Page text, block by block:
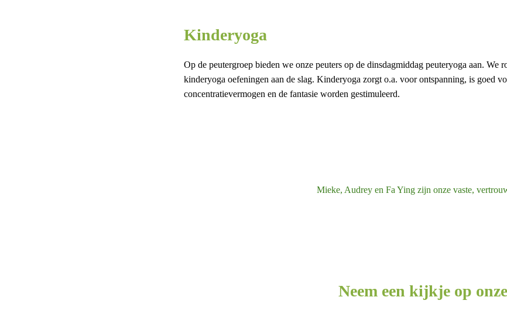
Kinderyoga
Op de peutergroep bieden we onze peuters op de dinsdagmiddag peuteryoga aan.
kinderyoga oefeningen aan de slag. Kinderyoga zorgt o.a. voor ontspanning, is goed
concentratievermogen en de fantasie worden gestimuleerd.
Mieke, Audrey en Fa Ying zijn onze vaste,
Neem een kijkje op